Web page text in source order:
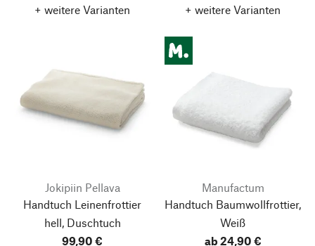
+ weitere Varianten
+ weitere Varianten
Jokipiin Pellava
Handtuch Leinenfrottier
hell, Duschtuch
99,90 €
Manufactum
Handtuch Baumwollfrottier,
Weiß
ab 24,90 €
Nach oben